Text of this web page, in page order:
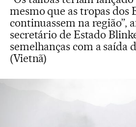
mesmo que as tropas dos
continuassem na região”,
secretário de Estado
semelhanças com a saída
(Vietnã)